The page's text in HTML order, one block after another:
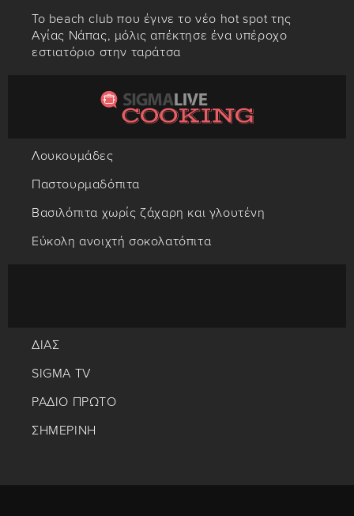
Το beach club που έγινε το νέο hot spot της
Αγίας Νάπας, μόλις απέκτησε ένα υπέροχο
εστιατόριο στην ταράτσα
Λουκουμάδες
Παστουρμαδόπιτα
Βασιλόπιτα χωρίς ζάχαρη και γλουτένη
Εύκολη ανοιχτή σοκολατόπιτα
ΔΙΑΣ
SIGMA TV
ΡΑΔΙΟ ΠΡΩΤΟ
ΣΗΜΕΡΙΝΗ